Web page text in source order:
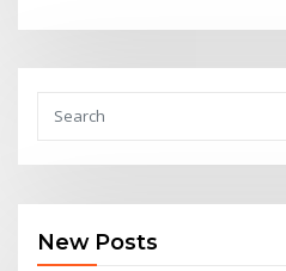
New Posts